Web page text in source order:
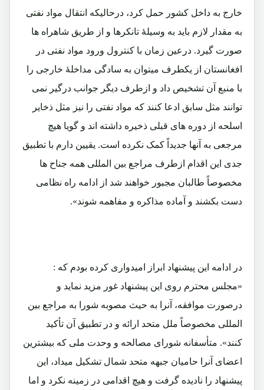
خارج به داخل کشور حمل کرد، درحالیکه انتقال مواد نفتی
به مقدار لازم باید به وسیلۀ تانکرها و از طریق شاهراه ها
صورت گیرد. درعین زمان با کنترول ورود مواد نفتی در
افغانستان از یکطرف میتوان به سادگی مداخلۀ خارجی را
با منبع آن تشخیص داد و ازطرف دیگر جوانب درگیر نمی
توانند مثل سابق ادعا کنند که مواد نفتی را نیز مثل ذخایر
اسلحه از دوره های قبلی ذخیره داشته اند و گویا هیچ
مرجعی به آنها جدیداً کمک نکرده است. یقیین دارم با تطبیق
جدی این اقدام ازطرف مراجع بین المللی همه جناح ها
مخصوصاً طالبان مجبور خواهند شد از ادامه راه نظامی
دست بکشند و آماده مذاکره و مفاهمه شوند».
در ادامه این پیشنهاد ابراز امیدواری کرده بودم که :
«مجلس محترم روی این پیشنهاد غور مزید نماید و
درصورت موافقه، آنرا به حیث مصوبه شورا به مراجع بین
المللی مخصوصاً ملل متحد ارائه و در تطبیق آن تأکید
کنند». متأسفانه شورای مصالحه و وحدت ملی که بیشترین
اعضای آنرا حامیان جبهه متحد شمال تشکیل میداد، این
پیشنهاد را نادیده گرفت و هیچ اقدامی در زمینه نکرد و اما